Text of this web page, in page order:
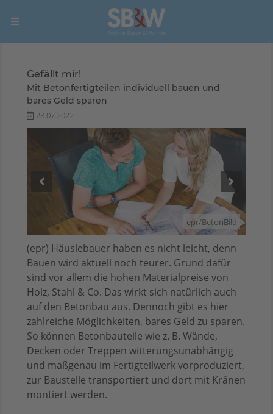
Gefällt mir!
Mit Betonfertigteilen individuell bauen und
bares Geld sparen
28.07.2022
epr/BetonBild
(epr) Häuslebauer haben es nicht leicht, denn
Bauen wird aktuell noch teurer. Grund dafür
sind vor allem die hohen Materialpreise von
Holz, Stahl & Co. Das wirkt sich natürlich auch
auf den Betonbau aus. Dennoch gibt es hier
zahlreiche Möglichkeiten, bares Geld zu sparen.
So können Betonbauteile wie z. B. Wände,
Decken oder Treppen witterungsunabhängig
und maßgenau im Fertigteilwerk vorproduziert,
zur Baustelle transportiert und dort mit Kränen
montiert werden.